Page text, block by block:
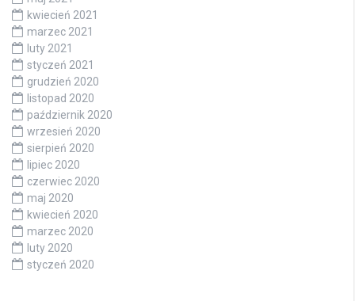
kwiecień 2021
marzec 2021
luty 2021
styczeń 2021
grudzień 2020
listopad 2020
październik 2020
wrzesień 2020
sierpień 2020
lipiec 2020
czerwiec 2020
maj 2020
kwiecień 2020
marzec 2020
luty 2020
styczeń 2020